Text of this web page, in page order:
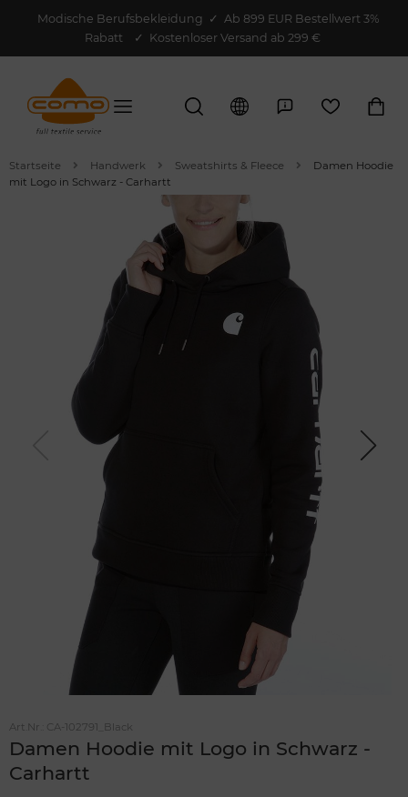
Modische Berufsbekleidung ✓ Ab 899 EUR Bestellwert 3%
Rabatt
✓ Kostenloser Versand ab 299 €
Startseite Handwerk Sweatshirts & Fleece
Damen Hoodie
mit Logo in Schwarz - Carhartt
Next
Art.Nr.: CA-102791_Black
Damen Hoodie mit Logo in Schwarz -
Carhartt